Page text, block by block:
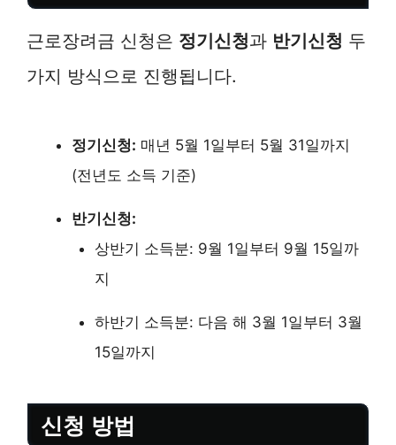
근로장려금 신청은 정기신청과 반기신청 두
가지 방식으로 진행됩니다.
정기신청: 매년 5월 1일부터 5월 31일까지
(전년도 소득 기준)
반기신청:
상반기 소득분: 9월 1일부터 9월 15일까
지
하반기 소득분: 다음 해 3월 1일부터 3월
15일까지
신청 방법